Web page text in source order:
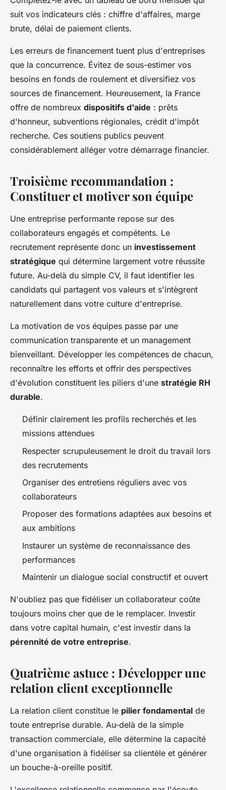
suit vos indicateurs clés : chiffre d'affaires, marge
brute, délai de paiement clients.
Les erreurs de financement tuent plus d'entreprises
que la concurrence. Évitez de sous-estimer vos
besoins en fonds de roulement et diversifiez vos
sources de financement. Heureusement, la France
offre de nombreux dispositifs d'aide : prêts
d'honneur, subventions régionales, crédit d'impôt
recherche. Ces soutiens publics peuvent
considérablement alléger votre démarrage financier.
Troisième recommandation :
Constituer et motiver son équipe
Une entreprise performante repose sur des
collaborateurs engagés et compétents. Le
recrutement représente donc un investissement
stratégique qui détermine largement votre réussite
future. Au-delà du simple CV, il faut identifier les
candidats qui partagent vos valeurs et s'intègrent
naturellement dans votre culture d'entreprise.
La motivation de vos équipes passe par une
communication transparente et un management
bienveillant. Développer les compétences de chacun,
reconnaître les efforts et offrir des perspectives
d'évolution constituent les piliers d'une stratégie RH
durable.
Définir clairement les profils recherchés et les
missions attendues
Respecter scrupuleusement le droit du travail lors
des recrutements
Organiser des entretiens réguliers avec vos
collaborateurs
Proposer des formations adaptées aux besoins et
aux ambitions
Instaurer un système de reconnaissance des
performances
Maintenir un dialogue social constructif et ouvert
N'oubliez pas que fidéliser un collaborateur coûte
toujours moins cher que de le remplacer. Investir
dans votre capital humain, c'est investir dans la
pérennité de votre entreprise.
Quatrième astuce : Développer une
relation client exceptionnelle
La relation client constitue le pilier fondamental de
toute entreprise durable. Au-delà de la simple
transaction commerciale, elle détermine la capacité
d'une organisation à fidéliser sa clientèle et générer
un bouche-à-oreille positif.